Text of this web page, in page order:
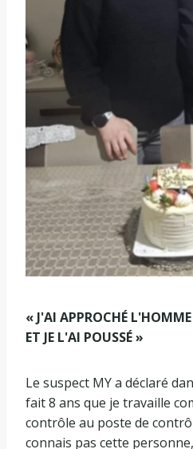
« J'AI APPROCHÉ
ET JE L'AI POUSSÉ »
Le suspect MY a déclaré
fait 8 ans que je travaille
contrôle au poste de
connais pas cette